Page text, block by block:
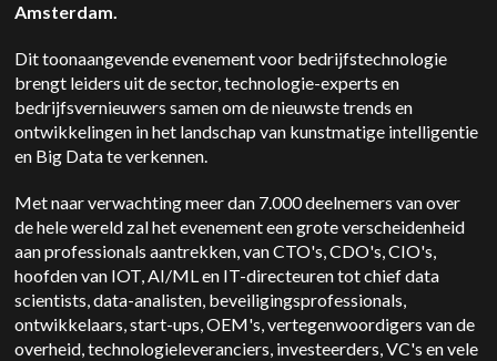
Amsterdam.
Dit toonaangevende evenement voor bedrijfstechnologie
brengt leiders uit de sector, technologie-experts en
bedrijfsvernieuwers samen om de nieuwste trends en
ontwikkelingen in het landschap van kunstmatige intelligentie
en Big Data te verkennen.
Met naar verwachting meer dan 7.000 deelnemers van over
de hele wereld zal het evenement een grote verscheidenheid
aan professionals aantrekken, van CTO's, CDO's, CIO's,
hoofden van IOT, AI/ML en IT-directeuren tot chief data
scientists, data-analisten, beveiligingsprofessionals,
ontwikkelaars, start-ups, OEM's, vertegenwoordigers van de
overheid, technologieleveranciers, investeerders, VC's en vele